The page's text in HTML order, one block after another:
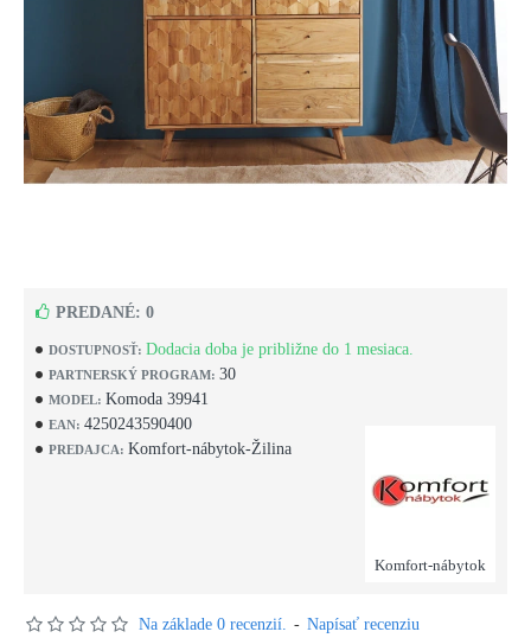
DOSTUPNOSŤ: Dodacia doba je približne do 1 mesiaca.
PARTNERSKÝ PROGRAM: 30
MODEL: Komoda 39941
EAN: 4250243590400
PREDAJCA: Komfort-nábytok-Žilina
Komfort-nábytok
PREDANÉ: 0
Na základe 0 recenzií. - Napísať recenziu